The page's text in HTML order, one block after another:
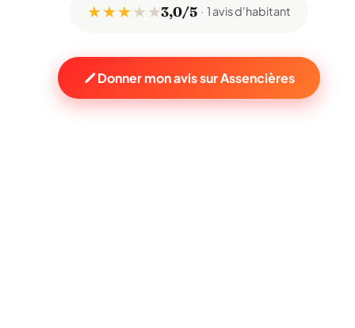
★ ★ ★★ ★3,0/5 1 avis d'habitant
Donner mon avis sur Assencières